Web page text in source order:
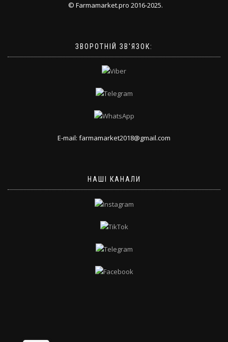
© Farmamarket.pro 2016-2025.
ЗВОРОТНІЙ ЗВ'ЯЗОК:
E-mail: farmamarket2018@gmail.com
НАШІ КАНАЛИ